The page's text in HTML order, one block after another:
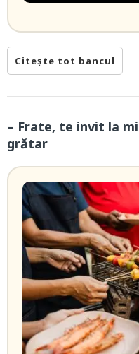
Citește tot bancul
– Frate, te invit la
grătar